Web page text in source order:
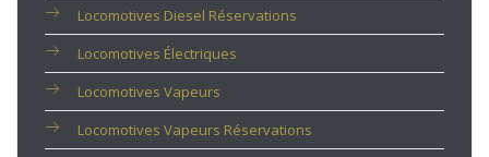
Locomotives Diesel Réservations
Locomotives Électriques
Locomotives Vapeurs
Locomotives Vapeurs Réservations